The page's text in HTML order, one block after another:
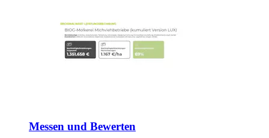
Messen und Bewerten